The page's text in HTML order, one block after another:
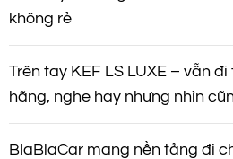
không rẻ
Trên tay KEF LS LUXE – vẫn
hãng, nghe hay nhưng nhìn
BlaBlaCar mang nền tảng đi